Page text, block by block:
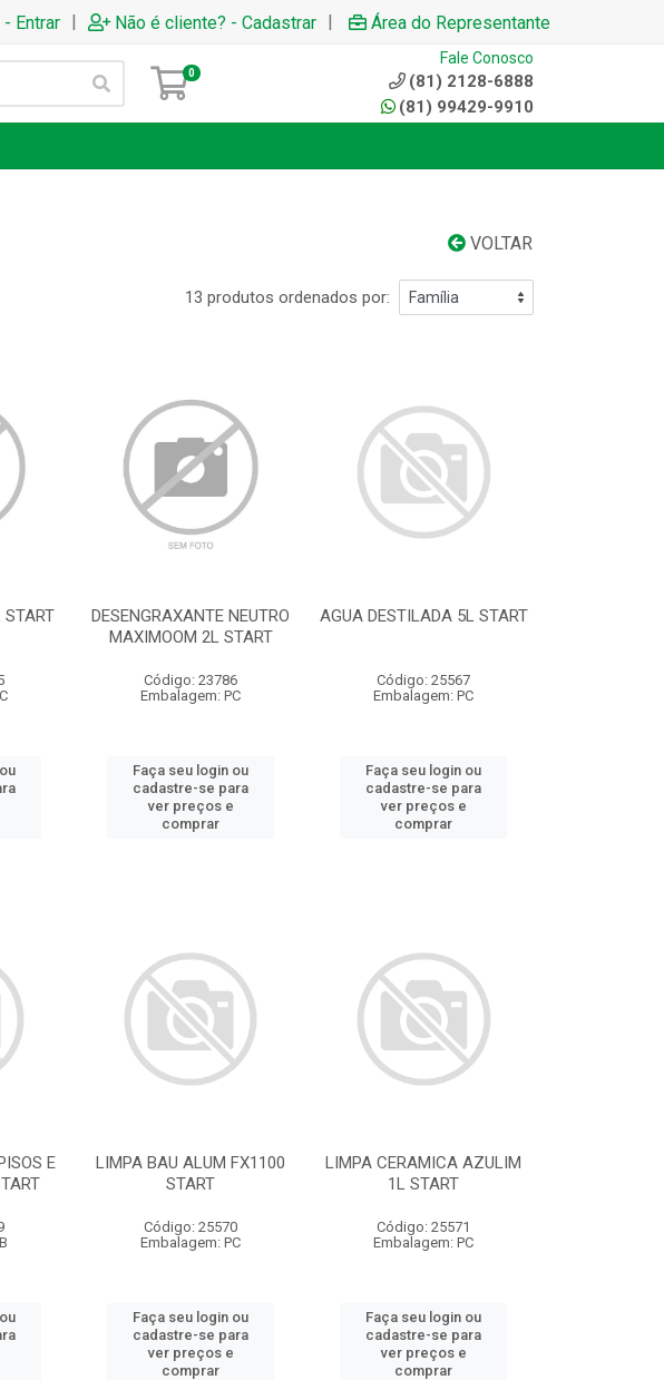
Entrar | Não é cliente? - Cadastrar | Área do Representante
0
Fale Conosco
(81) 2128-6888
(81) 99429-9910
VOLTAR
13 produtos ordenados por:
START
DESENGRAXANTE NEUTRO
MAXIMOOM 2L START
Código: 23786
Embalagem: PC
Faça seu login ou
cadastre-se para
ver preços e
comprar
AGUA DESTILADA 5L START
Código: 25567
Embalagem: PC
Faça seu login ou
cadastre-se para
ver preços e
comprar
E
LIMPA BAU ALUM FX1100
START
Código: 25570
Embalagem: PC
Faça seu login ou
cadastre-se para
ver preços e
comprar
LIMPA CERAMICA AZULIM
1L START
Código: 25571
Embalagem: PC
Faça seu login ou
cadastre-se para
ver preços e
comprar